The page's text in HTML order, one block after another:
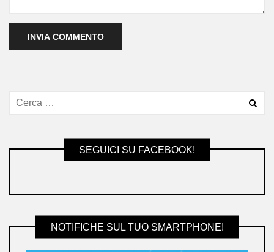
SEGUICI SU FACEBOOK!
NOTIFICHE SUL TUO SMARTPHONE!